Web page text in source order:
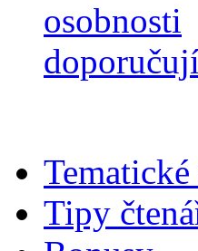
osobnosti
Tematické
Tipy